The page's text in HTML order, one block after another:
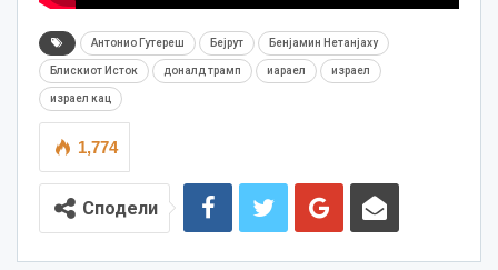
Антонио Гутереш Бејрут Бенјамин Нетанјаху
Блискиот Исток доналд трамп иараел израел
израел кац
1,774
Сподели